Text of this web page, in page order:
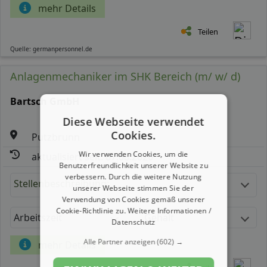
mehr Details
Teilen
Quelle: germanpersonnel.de
Anlagenmechaniker im SHK Bereich (m/ w/ d)
Bartsch GmbH
Putzbrunn
aktualisiert seit: 07.08.2026
Stellenbeschreibung:
Arbeitszeit Gehalt
mehr Details
Diese Webseite verwendet
Cookies.
Wir verwenden Cookies, um die
Benutzerfreundlichkeit unserer Website zu
verbessern. Durch die weitere Nutzung
unserer Webseite stimmen Sie der
Verwendung von Cookies gemäß unserer
Cookie-Richtlinie zu.Weitere Informationen /
Datenschutz
Alle Partner anzeigen(602) →